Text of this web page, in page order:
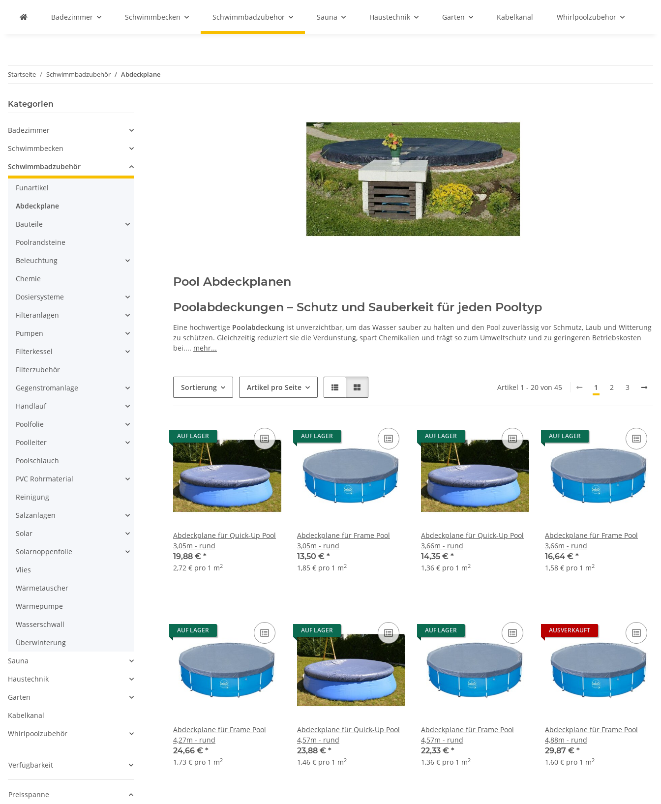
Badezimmer Schwimmbecken Schwimmbadzubehör Sauna Haustechnik Garten Kabelkanal Whirlpoolzubehör
Startseite Schwimmbadzubehör Abdeckplane
Pool Abdeckplanen
Poolabdeckungen – Schutz und Sauberkeit für jeden Pooltyp
Eine hochwertige Poolabdeckung ist unverzichtbar, um das Wasser sauber zu halten und den Pool zuverlässig vor Schmutz, Laub und Witterung
zu schützen. Gleichzeitig reduziert sie die Verdunstung, spart Chemikalien und trägt so zum Umweltschutz und zu geringeren Betriebskosten
bei.... mehr...
Sortierung Artikel pro Seite Artikel 1 - 20 von 45 1 2 3
AUF LAGER
Abdeckplane für Quick-Up Pool
3,05m - rund
19,88 € *
2,72 € pro 1 m2
AUF LAGER
Abdeckplane für Frame Pool
3,05m - rund
13,50 € *
1,85 € pro 1 m2
AUF LAGER
Abdeckplane für Quick-Up Pool
3,66m - rund
14,35 € *
1,36 € pro 1 m2
AUF LAGER
Abdeckplane für Frame Pool
3,66m - rund
16,64 € *
1,58 € pro 1 m2
AUF LAGER
Abdeckplane für Frame Pool
4,27m - rund
24,66 € *
1,73 € pro 1 m2
AUF LAGER
Abdeckplane für Quick-Up Pool
4,57m - rund
23,88 € *
1,46 € pro 1 m2
AUF LAGER
Abdeckplane für Frame Pool
4,57m - rund
22,33 € *
1,36 € pro 1 m2
AUSVERKAUFT
Abdeckplane für Frame Pool
4,88m - rund
29,87 € *
1,60 € pro 1 m2
Kategorien
Badezimmer
Schwimmbecken
Schwimmbadzubehör
Funartikel
Abdeckplane
Bauteile
Poolrandsteine
Beleuchtung
Chemie
Dosiersysteme
Filteranlagen
Pumpen
Filterkessel
Filterzubehör
Gegenstromanlage
Handlauf
Poolfolie
Poolleiter
Poolschlauch
PVC Rohrmaterial
Reinigung
Salzanlagen
Solar
Solarnoppenfolie
Vlies
Wärmetauscher
Wärmepumpe
Wasserschwall
Überwinterung
Sauna
Haustechnik
Garten
Kabelkanal
Whirlpoolzubehör
Verfügbarkeit
Preisspanne